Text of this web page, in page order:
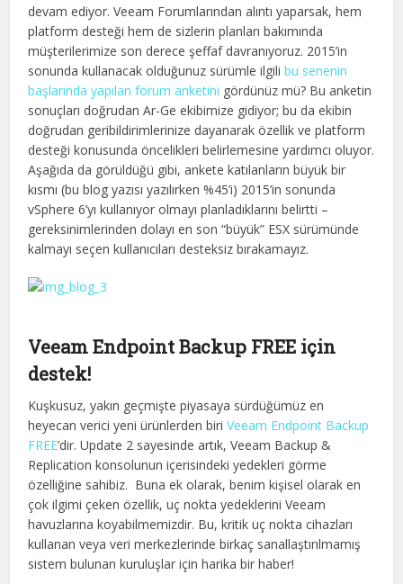
devam ediyor. Veeam Forumlarından alıntı yaparsak, hem
platform desteği hem de sizlerin planları bakımında
müşterilerimize son derece şeffaf davranıyoruz. 2015’in
sonunda kullanacak olduğunuz sürümle ilgilibu senenin
başlarında yapılan forum anketini gördünüz mü? Bu anketin
sonuçları doğrudan Ar-Ge ekibimize gidiyor; bu da ekibin
doğrudan geribildirimlerinize dayanarak özellik ve platform
desteği konusunda öncelikleri belirlemesine yardımcı oluyor.
Aşağıda da görüldüğü gibi, ankete katılanların büyük bir
kısmı (bu blog yazısı yazılırken %45’i) 2015’in sonunda
vSphere 6’yı kullanıyor olmayı planladıklarını belirtti –
gereksinimlerinden dolayı en son “büyük” ESX sürümünde
kalmayı seçen kullanıcıları desteksiz bırakamayız.
Veeam Endpoint Backup FREE için
destek!
Kuşkusuz, yakın geçmişte piyasaya sürdüğümüz en
heyecan verici yeni ürünlerden biriVeeam Endpoint Backup
FREE‘dir. Update 2 sayesinde artık, Veeam Backup &
Replication konsolunun içerisindeki yedekleri görme
özelliğine sahibiz. Buna ek olarak, benim kişisel olarak en
çok ilgimi çeken özellik, uç nokta yedeklerini Veeam
havuzlarına koyabilmemizdir. Bu, kritik uç nokta cihazları
kullanan veya veri merkezlerinde birkaç sanallaştırılmamış
sistem bulunan kuruluşlar için harika bir haber!